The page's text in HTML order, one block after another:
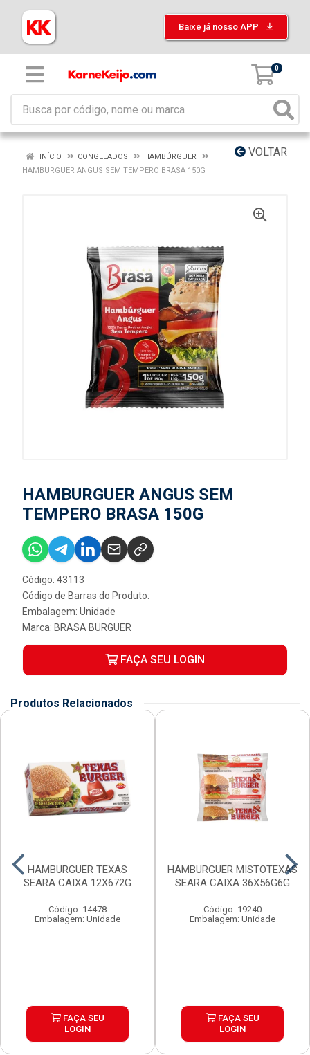
Baixe já nosso APP
0
VOLTAR
INÍCIO CONGELADOS
HAMBÚRGUER
HAMBURGUER ANGUS SEM TEMPERO BRASA 150G
HAMBURGUER ANGUS SEM
TEMPERO BRASA 150G
Código: 43113
Código de Barras do Produto:
Embalagem: Unidade
Marca: BRASA BURGUER
FAÇA SEU LOGIN
Produtos Relacionados
HAMBURGUER TEXAS
SEARA CAIXA 12X672G
Código: 14478
Embalagem: Unidade
FAÇA SEU
LOGIN
HAMBURGUER MISTOTEXAS
SEARA CAIXA 36X56G6G
Código: 19240
Embalagem: Unidade
FAÇA SEU
LOGIN